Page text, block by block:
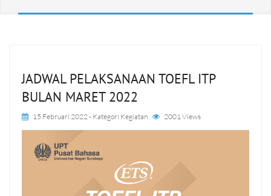
JADWAL PELAKSANAAN TOEFL ITP
BULAN MARET 2022
15 Februari 2022- Kategori Kegiatan 2001 Views